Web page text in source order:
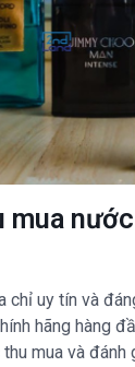
mua
chỉ uy tín và
hãng hàng
mua và đánh